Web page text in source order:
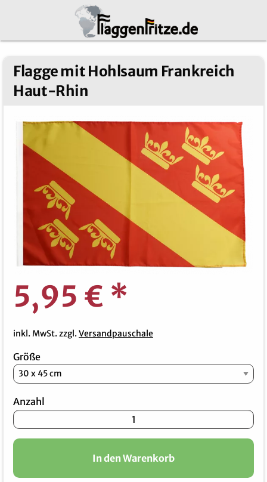
Flagge mit Hohlsaum Frankreich
Haut-Rhin
5,95 € *
inkl. MwSt. zzgl. Versandpauschale
Größe
Anzahl
In den Warenkorb